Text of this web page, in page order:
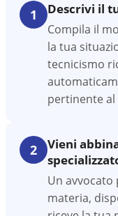
1 Descrivi il
Compila il
la tua
tecnicismo
pertinente al
2
Vieni
Un avvocato
materia,